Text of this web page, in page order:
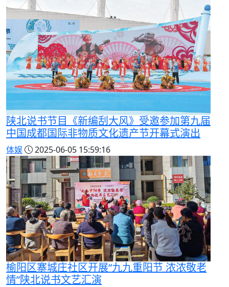
陕北说书节目《新编刮大风》受邀参加第九届
中国成都国际非物质文化遗产节开幕式演出
体娱 2025-06-05 15:59:16
榆阳区寨城庄社区开展“九九重阳节 浓浓敬老
情”陕北说书文艺汇演